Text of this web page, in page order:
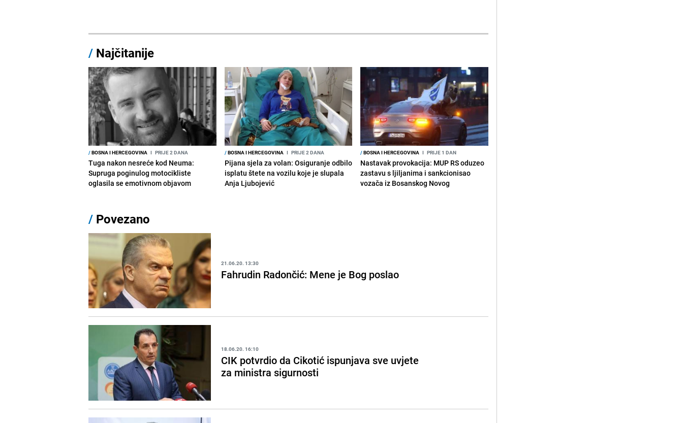
/ Najčitanije
/BOSNA I HERCEGOVINA I PRIJE 2 DANA
Tuga nakon nesreće kod Neuma:
Supruga poginulog motocikliste
oglasila se emotivnom objavom
/BOSNA I HERCEGOVINA I PRIJE 2 DANA
Pijana sjela za volan: Osiguranje odbilo
isplatu štete na vozilu koje je slupala
Anja Ljubojević
/BOSNA I HERCEGOVINA I PRIJE 1 DAN
Nastavak provokacija: MUP RS oduzeo
zastavu s ljiljanima i sankcionisao
vozača iz Bosanskog Novog
/ Povezano
21.06.20. 13:30
Fahrudin Radončić: Mene je Bog poslao
18.06.20. 16:10
CIK potvrdio da Cikotić ispunjava sve uvjete
za ministra sigurnosti